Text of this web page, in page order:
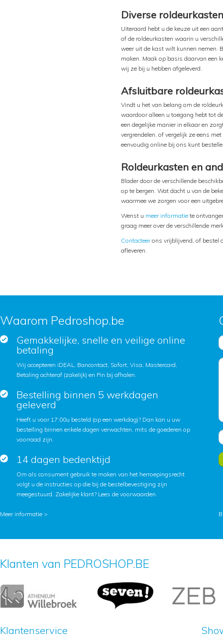
Diverse roldeurkasten
Uiteraard hebt u de keuze uit een
of de roldeurkasten waarin u
weer uit de kast wilt kunnen nemen.
maken. Maak op basis daarvan een
wij ze bij u hebben afgeleverd.
Afsluitbare
Vindt u het van belang om de
waardoor alleen u toegang hebt tot
een degelijke manier in elkaar en
vergrendelen, of vergelijk ze eens
eenvoudig online bij ons kunt
Roldeurkasten en
Blader door de verschillende
op te bergen. Wat dacht u van de
waarmee we zorgen voor een
Wenst u meer informatie te
graag meer over de verschillende
Contacteerons vrijblijvend, of bestel
afleveren.
Waarom Pedroshop.be
Gemakkelijke, snelle en veilige online
betaling
Wij accepteren iDEAL, Bancontact, Sofort, Visa, Mastercard,
Betaling achteraf (zakelijk) en Pin bij afhalen.
Bestelling binnen 5 werkdagen
geleverd
Heeft u voor 17:00u besteld (op een werkdag)? Dan kan u uw
bestelling binnen enkele dagen verwachten, mits de goederen op
voorraad zijn.
14 dagen bedenktijd
Om als consument gebruik te maken van het herroepingsrecht
volgt u de instructies op die bij de bestelbevestiging zijn
meegestuurd. Zakelijke klant? Lees de voorwaarden.
Meer informatie >
Klanten van PEDROSHOP.BE
Klantenservice